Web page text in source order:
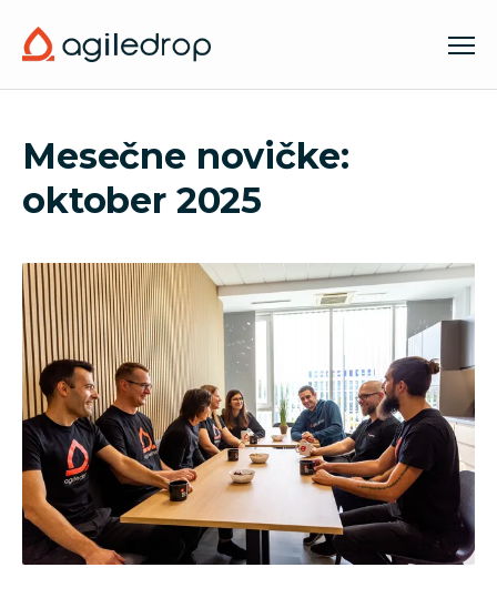
Mesečne novičke:
oktober 2025